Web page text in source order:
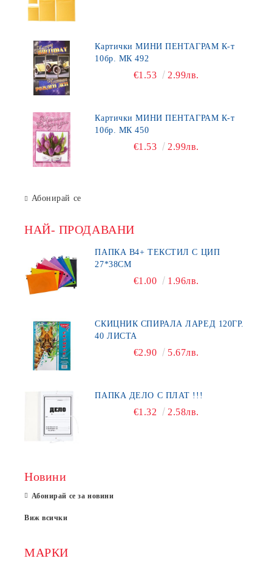
Картички МИНИ ПЕНТАГРАМ К-т
10бр. МК 492
€1.53 2.99лв.
Картички МИНИ ПЕНТАГРАМ К-т
10бр. МК 450
€1.53 2.99лв.
Абонирай се
НАЙ- ПРОДАВАНИ
ПАПКА В4+ ТЕКСТИЛ С ЦИП
27*38СМ
€1.00 1.96лв.
СКИЦНИК СПИРАЛА ЛАРЕД 120ГР.
40 ЛИСТА
€2.90 5.67лв.
ПАПКА ДЕЛО С ПЛАТ !!!
€1.32 2.58лв.
Новини
Абонирай се за новини
Виж всички
МАРКИ